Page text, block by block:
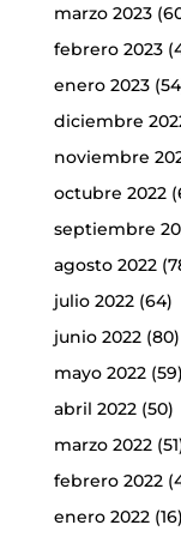
marzo 2023
febrero 2023
enero 2023
diciembre
noviembre
octubre 2022
septiembre
agosto 2022
julio 2022(64)
junio 2022(80)
mayo 2022(59)
abril 2022(50)
marzo 2022
febrero 2022
enero 2022(16)